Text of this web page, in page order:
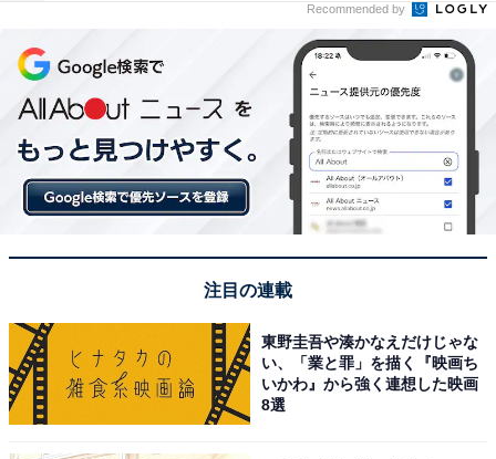
Recommended by
注目の連載
東野圭吾や湊かなえだけじゃな
い、「業と罪」を描く『映画ち
いかわ』から強く連想した映画
8選